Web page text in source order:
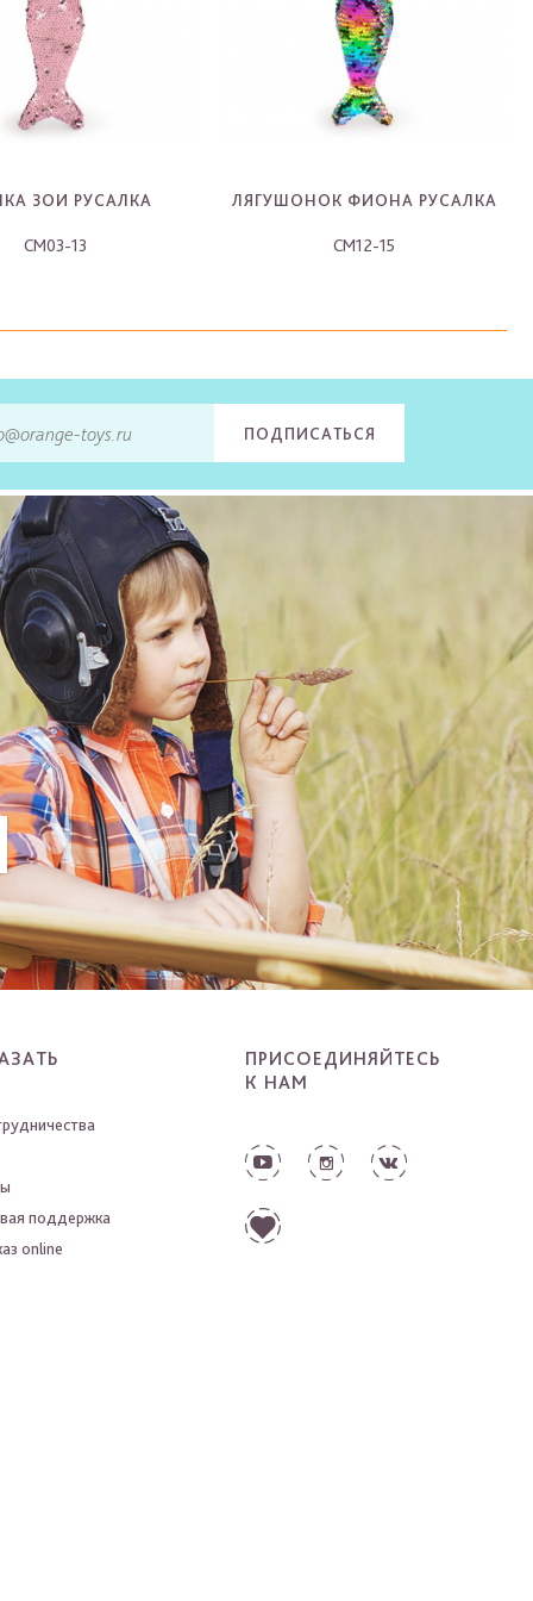
ЗОИ РУСАЛКА
CM03-13
ЛЯГУШОНОК ФИОНА РУСАЛКА
CM12-15
ПОДПИСАТЬСЯ
поддержка
online
ПРИСОЕДИНЯЙТЕСЬ
К НАМ